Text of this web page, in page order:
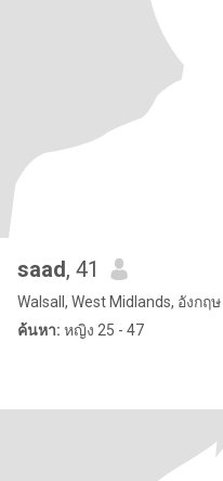
saad, 41
Walsall, West Midlands, อังกฤษ
ค้นหา: หญิง 25 - 47